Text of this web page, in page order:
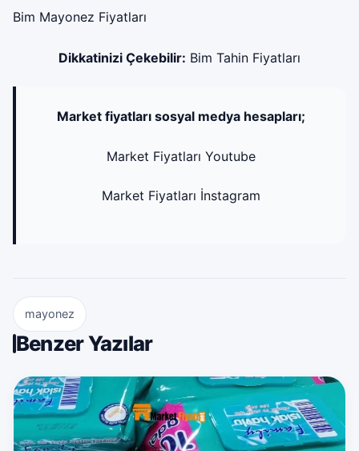
Bim Mayonez Fiyatları
Dikkatinizi Çekebilir: Bim Tahin Fiyatları
Market fiyatları sosyal medya hesapları;
Market Fiyatları Youtube
Market Fiyatları İnstagram
mayonez
Benzer Yazılar